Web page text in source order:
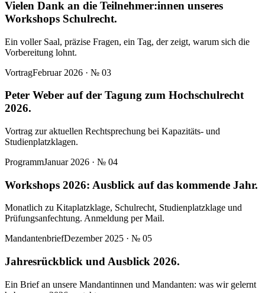
Vielen Dank an die Teilnehmer:innen unseres
Workshops Schulrecht.
Ein voller Saal, präzise Fragen, ein Tag, der zeigt, warum sich die
Vorbereitung lohnt.
VortragFebruar 2026 · № 03
Peter Weber auf der Tagung zum Hochschulrecht
2026.
Vortrag zur aktuellen Rechtsprechung bei Kapazitäts- und
Studienplatzklagen.
ProgrammJanuar 2026 · № 04
Workshops 2026: Ausblick auf das kommende Jahr.
Monatlich zu Kitaplatzklage, Schulrecht, Studienplatzklage und
Prüfungsanfechtung. Anmeldung per Mail.
MandantenbriefDezember 2025 · № 05
Jahresrückblick und Ausblick 2026.
Ein Brief an unsere Mandantinnen und Mandanten: was wir gelernt